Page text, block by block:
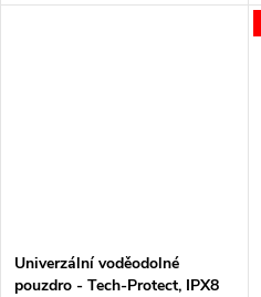
Univerzální voděodolné
pouzdro - Tech-Protect, IPX8